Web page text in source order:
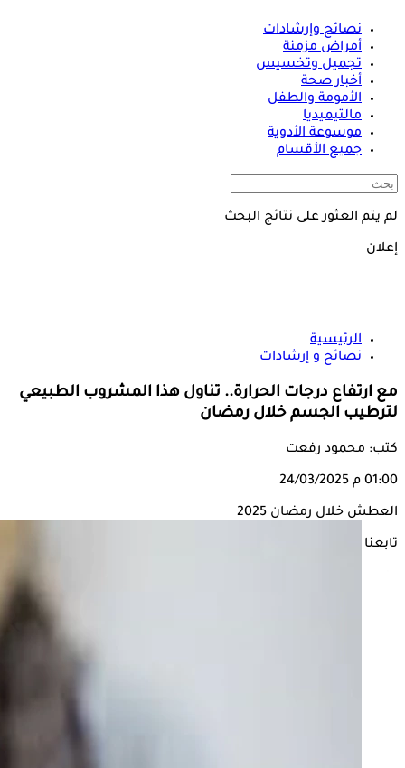
نصائح وإرشادات
أمراض مزمنة
تجميل وتخسيس
أخبار صحة
الأمومة والطفل
مالتيميديا
موسوعة الأدوية
جميع الأقسام
لم يتم العثور على نتائج البحث
إعلان
الرئيسية
نصائح و إرشادات
مع ارتفاع درجات الحرارة.. تناول هذا المشروب الطبيعي
لترطيب الجسم خلال رمضان
كتب: محمود رفعت
01:00 م 24/03/2025
العطش خلال رمضان 2025
تابعنا على